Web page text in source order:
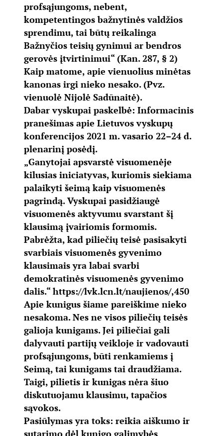
profsąjungoms, nebent,
kompetentingos bažnytinės valdžios
sprendimu, tai būtų reikalinga
Bažnyčios teisių gynimui ar bendros
gerovės įtvirtinimui“ (Kan. 287, § 2)
Kaip matome, apie vienuolius minėtas
kanonas irgi nieko nesako. (Pvz.
vienuolė Nijolė Sadūnaitė).
Dabar vyskupai paskelbė: Informacinis
pranešimas apie Lietuvos vyskupų
konferencijos 2021 m. vasario 22–24 d.
plenarinį posėdį.
„Ganytojai apsvarstė visuomenėje
kilusias iniciatyvas, kuriomis siekiama
palaikyti šeimą kaip visuomenės
pagrindą. Vyskupai pasidžiaugė
visuomenės aktyvumu svarstant šį
klausimą įvairiomis formomis.
Pabrėžta, kad piliečių teisė pasisakyti
svarbiais visuomenės gyvenimo
klausimais yra labai svarbi
demokratinės visuomenės gyvenimo
dalis.“ https://lvk.lcn.lt/naujienos/,450
Apie kunigus šiame pareiškime nieko
nesakoma. Nes ne visos piliečių teisės
galioja kunigams. Jei piliečiai gali
dalyvauti partijų veikloje ir vadovauti
profsąjungoms, būti renkamiems į
Seimą, tai kunigams tai draudžiama.
Taigi, pilietis ir kunigas nėra šiuo
diskutuojamu klausimu, tapačios
sąvokos.
Pasiūlymas yra toks: reikia aiškumo ir